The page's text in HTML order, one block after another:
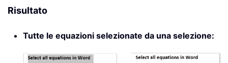
Risultato
Tutte le equazioni selezionate da una selezione: